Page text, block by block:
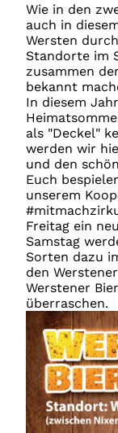
Wie in den
auch in
Wersten
Standorte im
zusammen
bekannt
In diesem
als "Deckel"
werden wir
und den
Euch
unserem
Freitag ein
Samstag
Sorten dazu
den
Werstener
überraschen.